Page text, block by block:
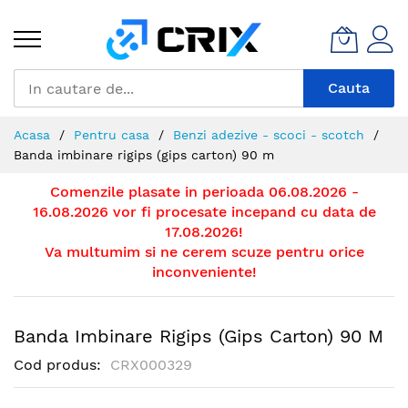
Continut
Cauta
Acasa Pentru casa
Benzi adezive - scoci - scotch
Banda imbinare rigips (gips carton) 90 m
Comenzile plasate in perioada 06.08.2026 -
16.08.2026 vor fi procesate incepand cu data de
17.08.2026!
Va multumim si ne cerem scuze pentru orice
inconveniente!
Banda Imbinare Rigips (gips Carton) 90 M
Cod produs CRX000329